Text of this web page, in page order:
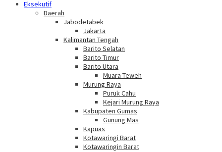
Eksekutif
Daerah
Jabodetabek
Jakarta
Kalimantan Tengah
Barito Selatan
Barito Timur
Barito Utara
Muara Teweh
Murung Raya
Puruk Cahu
Kejari Murung Raya
Kabupaten Gumas
Gunung Mas
Kapuas
Kotawaringi Barat
Kotawaringin Barat